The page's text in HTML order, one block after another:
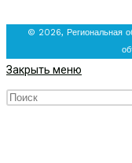
© 2026, Региональная
Закрыть меню